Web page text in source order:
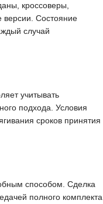
кроссоверы,
версии. Состояние
случай
учитывать
подхода. Условия
сроков принятия
способом. Сделка
полного комплекта